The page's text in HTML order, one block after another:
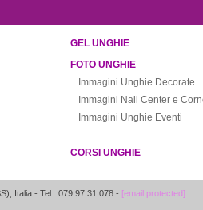
GEL UNGHIE
FOTO UNGHIE
Immagini Unghie Decorate
Immagini Nail Center e
Immagini Unghie Eventi
CORSI UNGHIE
), Italia - Tel.: 079.97.31.078 - [email protected]